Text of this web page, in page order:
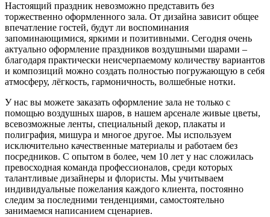
Настоящий праздник невозможно представить без
торжественно оформленного зала. От дизайна зависит общее
впечатление гостей, будут ли воспоминания
запоминающимися, яркими и позитивными. Сегодня очень
актуально оформление праздников воздушными шарами –
благодаря практически неисчерпаемому количеству вариантов
и композиций можно создать полностью погружающую в себя
атмосферу, лёгкость, гармоничность, волшебные нотки.
У нас вы можете заказать оформление зала не только с
помощью воздушных шаров, в нашем арсенале живые цветы,
всевозможные ленты, специальный декор, плакаты и
полиграфия, мишура и многое другое. Мы используем
исключительно качественные материалы и работаем без
посредников. С опытом в более, чем 10 лет у нас сложилась
превосходная команда профессионалов, среди которых
талантливые дизайнеры и флористы. Мы учитываем
индивидуальные пожелания каждого клиента, постоянно
следим за последними тенденциями, самостоятельно
занимаемся написанием сценариев.